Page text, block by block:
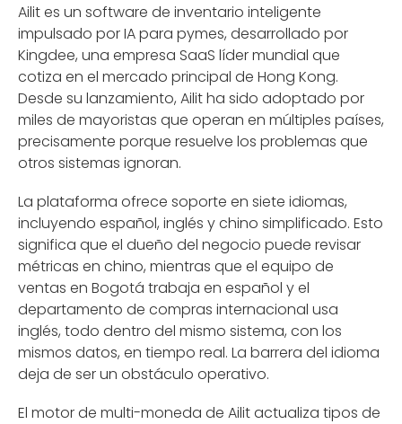
Ailit es un software de inventario inteligente
impulsado por IA para pymes, desarrollado por
Kingdee, una empresa SaaS líder mundial que
cotiza en el mercado principal de Hong Kong.
Desde su lanzamiento, Ailit ha sido adoptado por
miles de mayoristas que operan en múltiples países,
precisamente porque resuelve los problemas que
otros sistemas ignoran.
La plataforma ofrece soporte en siete idiomas,
incluyendo español, inglés y chino simplificado. Esto
significa que el dueño del negocio puede revisar
métricas en chino, mientras que el equipo de
ventas en Bogotá trabaja en español y el
departamento de compras internacional usa
inglés, todo dentro del mismo sistema, con los
mismos datos, en tiempo real. La barrera del idioma
deja de ser un obstáculo operativo.
El motor de multi-moneda de Ailit actualiza tipos de